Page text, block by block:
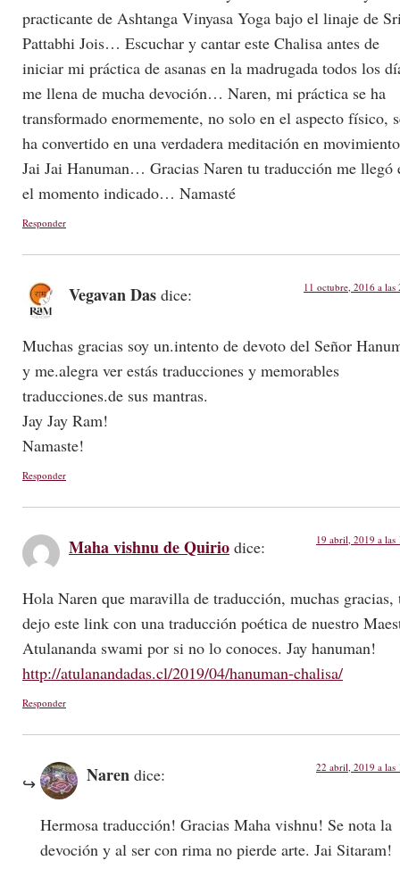
practicante de Ashtanga Vinyasa Yoga bajo el linaje de
Pattabhi Jois… Escuchar y cantar este Chalisa antes de
iniciar mi práctica de asanas en la madrugada todos los
me llena de mucha devoción… Naren, mi práctica se ha
transformado enormemente, no solo en el aspecto físico,
ha convertido en una verdadera meditación en
Jai Jai Hanuman… Gracias Naren tu traducción me llegó
el momento indicado… Namasté
Responder
Vegavan Das dice: 11 octubre, 2016 a las
Muchas gracias soy un.intento de devoto del Señor
y me.alegra ver estás traducciones y memorables
traducciones.de sus mantras.
Jay Jay Ram!
Namaste!
Responder
Maha vishnu de Quirio dice: 19 abril, 2019 a las
Hola Naren que maravilla de traducción, muchas gracias,
dejo este link con una traducción poética de nuestro
Atulananda swami por si no lo conoces. Jay hanuman!
http://atulanandadas.cl/2019/04/hanuman-chalisa/
Responder
Naren dice: 22 abril, 2019 a las
Hermosa traducción! Gracias Maha vishnu! Se nota la
devoción y al ser con rima no pierde arte. Jai Sitaram!